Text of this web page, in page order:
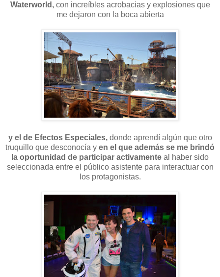
Waterworld, con increíbles acrobacias y explosiones que
me dejaron con la boca abierta
y el de Efectos Especiales,donde aprendí algún que otro
truquillo que desconocía y en el que además se me brindó
la oportunidad de participar activamente al haber sido
seleccionada entre el público asistente para interactuar con
los protagonistas.